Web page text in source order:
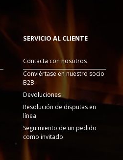
SERVICIO AL CLIENTE
Contacta con nosotros
Conviértase en nuestro socio
B2B
Devoluciones
Resolución de disputas en
línea
Seguimiento de un pedido
como invitado